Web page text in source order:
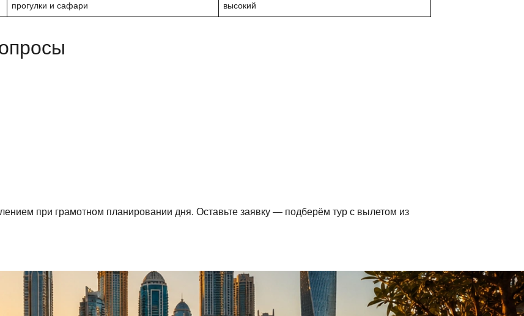
прогулки и сафари высокий
при грамотном планировании дня. Оставьте заявку — подберём тур с вылетом из